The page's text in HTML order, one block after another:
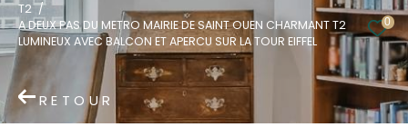
0
T2
A DEUX PAS DU METRO MAIRIE DE SAINT OUEN CHARMANT T2
LUMINEUX AVEC BALCON ET APERCU SUR LA TOUR EIFFEL
RETOUR